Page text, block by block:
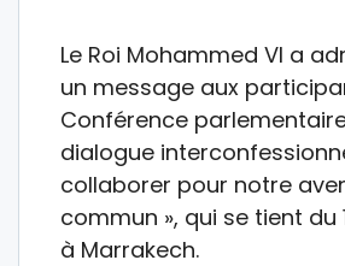
Le Roi Mohammed VI a
un message aux
Conférence parlementaire
dialogue
collaborer pour notre
commun », qui se tient du
à Marrakech.